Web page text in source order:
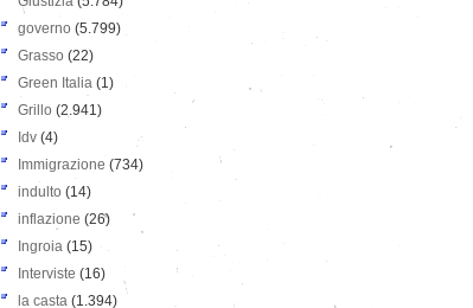
governo (5.799)
Grasso (22)
Green Italia (1)
Grillo (2.941)
Idv (4)
Immigrazione (734)
indulto (14)
inflazione (26)
Ingroia (15)
Interviste (16)
la casta (1.394)